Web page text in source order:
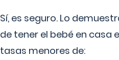
Sí, es seguro. Lo
de tener el bebé en casa
tasas menores de: